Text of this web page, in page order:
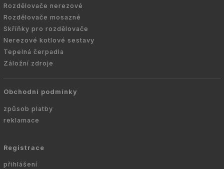
Rozdělovače nerezové
Rozdělovače mosazné
Skříňky pro rozdělovače
Nerezové kotlové sestavy
Tepelná čerpadla
Záložní zdroje
Obchodní podmínky
způsob platby
reklamace
Registrace
přihlášení